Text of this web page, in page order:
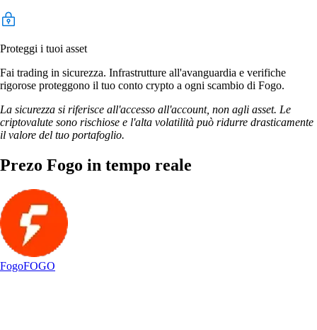
Proteggi i tuoi asset
Fai trading in sicurezza. Infrastrutture all'avanguardia e verifiche
rigorose proteggono il tuo conto crypto a ogni scambio di Fogo.
La sicurezza si riferisce all'accesso all'account, non agli asset. Le
criptovalute sono rischiose e l'alta volatilità può ridurre drasticamente
il valore del tuo portafoglio.
Prezo Fogo in tempo reale
FogoFOGO